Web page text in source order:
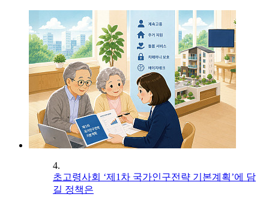
4.
초고령사회 ‘제1차 국가인구전략 기본계획’에 담
길 정책은